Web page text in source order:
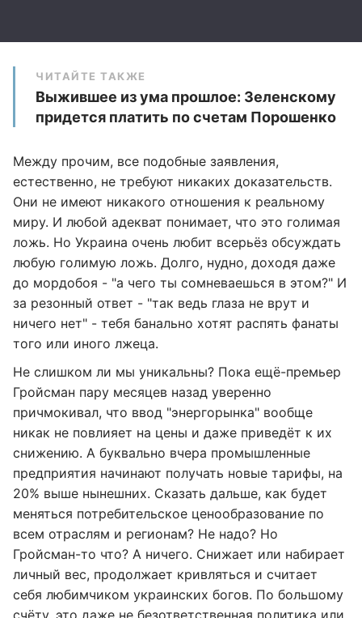
ЧИТАЙТЕ ТАКЖЕ
Выжившее из ума прошлое: Зеленскому
придется платить по счетам Порошенко
Между прочим, все подобные заявления,
естественно, не требуют никаких доказательств.
Они не имеют никакого отношения к реальному
миру. И любой адекват понимает, что это голимая
ложь. Но Украина очень любит всерьёз обсуждать
любую голимую ложь. Долго, нудно, доходя даже
до мордобоя - "а чего ты сомневаешься в этом?" И
за резонный ответ - "так ведь глаза не врут и
ничего нет" - тебя банально хотят распять фанаты
того или иного лжеца.
Не слишком ли мы уникальны? Пока ещё-премьер
Гройсман пару месяцев назад уверенно
причмокивал, что ввод "энергорынка" вообще
никак не повлияет на цены и даже приведёт к их
снижению. А буквально вчера промышленные
предприятия начинают получать новые тарифы, на
20% выше нынешних. Сказать дальше, как будет
меняться потребительское ценообразование по
всем отраслям и регионам? Не надо? Но
Гройсман-то что? А ничего. Снижает или набирает
личный вес, продолжает кривляться и считает
себя любимчиком украинских богов. По большому
счёту, это даже не безответственная политика или